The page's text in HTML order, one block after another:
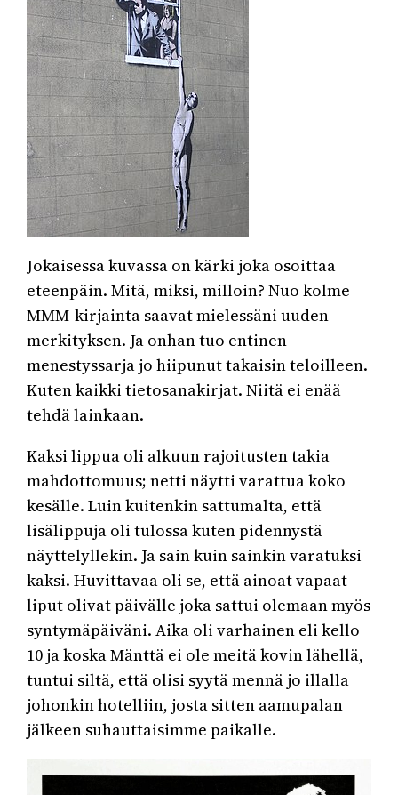
Jokaisessa kuvassa on kärki joka osoittaa
eteenpäin. Mitä, miksi, milloin? Nuo kolme
MMM-kirjainta saavat mielessäni uuden
merkityksen. Ja onhan tuo entinen
menestyssarja jo hiipunut takaisin teloilleen.
Kuten kaikki tietosanakirjat. Niitä ei enää
tehdä lainkaan.
Kaksi lippua oli alkuun rajoitusten takia
mahdottomuus; netti näytti varattua koko
kesälle. Luin kuitenkin sattumalta, että
lisälippuja oli tulossa kuten pidennystä
näyttelyllekin. Ja sain kuin sainkin varatuksi
kaksi. Huvittavaa oli se, että ainoat vapaat
liput olivat päivälle joka sattui olemaan myös
syntymäpäiväni. Aika oli varhainen eli kello
10 ja koska Mänttä ei ole meitä kovin lähellä,
tuntui siltä, että olisi syytä mennä jo illalla
johonkin hotelliin, josta sitten aamupalan
jälkeen suhauttaisimme paikalle.